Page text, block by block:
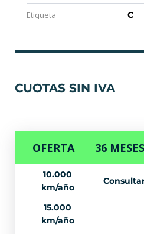
Etiqueta C
CUOTAS SIN IVA
OFERTA 36 MESES
10.000
km/año
15.000
km/año